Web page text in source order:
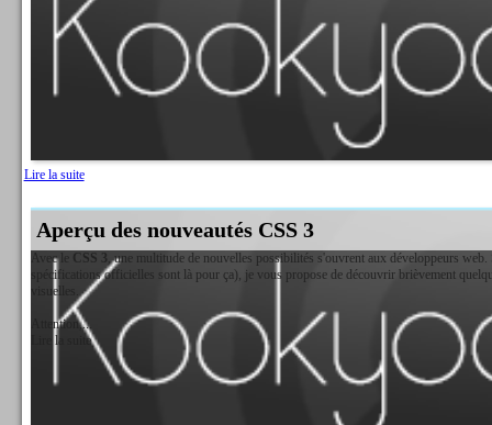
Lire la suite
Aperçu des nouveautés CSS 3
Avec le CSS 3, une multitude de nouvelles possibilités s'ouvrent aux développeurs
spécifications officielles sont là pour ça), je vous propose de découvrir brièvement
visuelles.
Attention,...
Lire la suite